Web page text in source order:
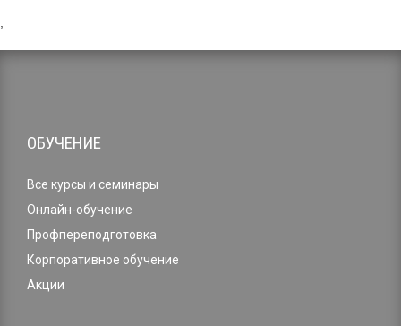
ОБУЧЕНИЕ
Все курсы и семинары
Онлайн-обучение
Профпереподготовка
Корпоративное обучение
Акции